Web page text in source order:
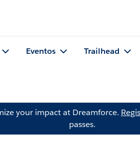
Eventos Trailhead
your impact at Dreamforce.
passes.